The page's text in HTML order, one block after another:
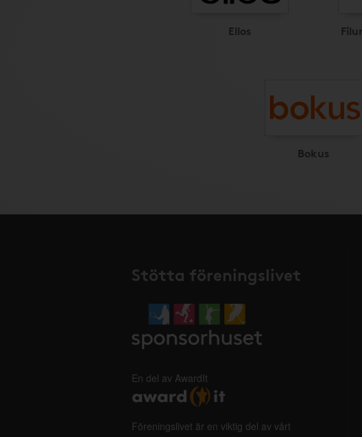
Ellos
Bokus
Stötta föreningslivet
En del av AwardIt
Föreningslivet är en viktig del av vårt